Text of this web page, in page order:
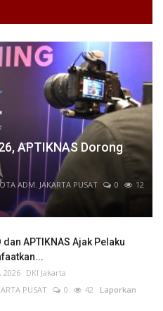
APTIKNAS Dorong
ADM. JAKARTA PUSAT 0
12
dan APTIKNAS Ajak Pelaku
2026 DKI Jakarta
PUSAT
0 42 Laporkan